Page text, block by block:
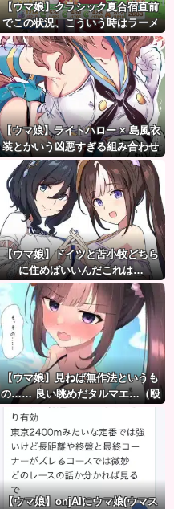
【ウマ娘】クラシック夏合宿直前
でこの状況、こういう時はラーメ
ン食べてもいいのかな？
【ウマ娘】ライトハロー × 島風衣
装とかいう凶悪すぎる組み合わせ
ｗｗｗ「大変なことに…」
【ウマ娘】ドイツと苫小牧どちら
に住めばいいんだこれは…
【ウマ娘】見ねば無作法というも
の…… 良い眺めだタルマエ…（殴
【ウマ娘】onjAIにウマ娘(ウマス